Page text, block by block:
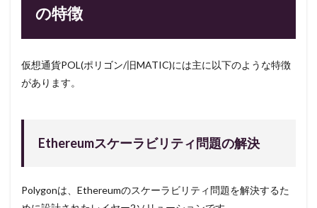
の特徴
仮想通貨POL(ポリゴン/旧MATIC)には主に以下のような特徴
があります。
Ethereumスケーラビリティ問題の解決
Polygonは、Ethereumのスケーラビリティ問題を解決するた